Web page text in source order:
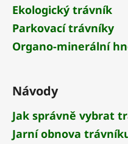
Ekologický trávník
Parkovací trávníky
Organo-minerální
Návody
Jak správně vybrat
Jarní obnova